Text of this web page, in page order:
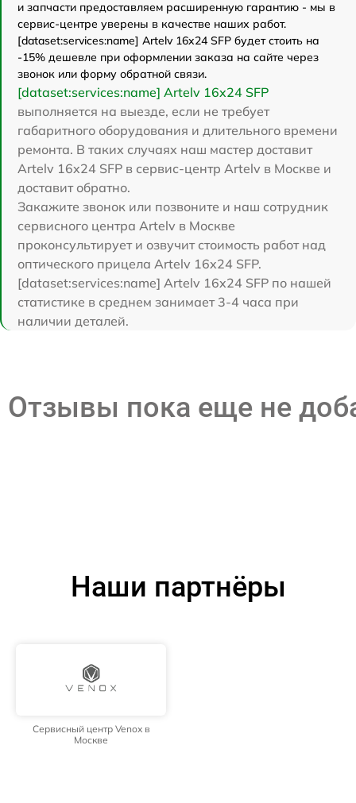
и запчасти предоставляем расширенную гарантию - мы в
сервис-центре уверены в качестве наших работ.
[dataset:services:name] Artelv 16x24 SFP будет стоить на
-15% дешевле при оформлении заказа на сайте через
звонок или форму обратной связи.
[dataset:services:name] Artelv 16x24 SFP
выполняется на выезде, если не требует
габаритного оборудования и длительного времени
ремонта. В таких случаях наш мастер доставит
Artelv 16x24 SFP в сервис-центр Artelv в Москве и
доставит обратно.
Закажите звонок или позвоните и наш сотрудник
сервисного центра Artelv в Москве
проконсультирует и озвучит стоимость работ над
оптического прицела Artelv 16x24 SFP.
[dataset:services:name] Artelv 16x24 SFP по нашей
статистике в среднем занимает 3-4 часа при
наличии деталей.
Отзывы пока еще не
Наши партнёры
Сервисный центр Venox в
Москве